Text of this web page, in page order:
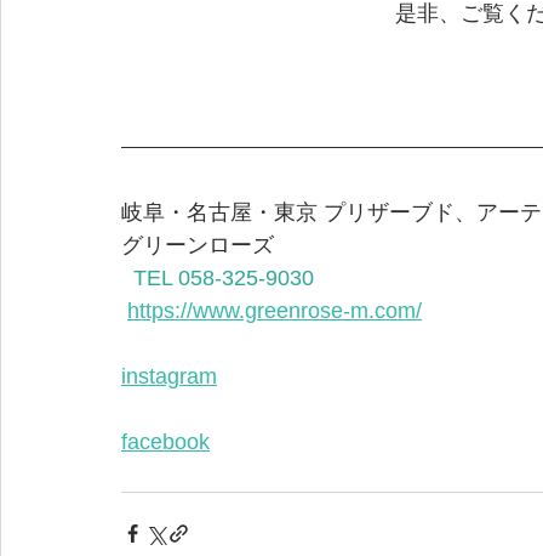
是非、ご覧く
岐阜・名古屋・東京 プリザーブド、アー
グリーンローズ
TEL 058-325-9030
https://www.greenrose-m.com/
instagram
facebook